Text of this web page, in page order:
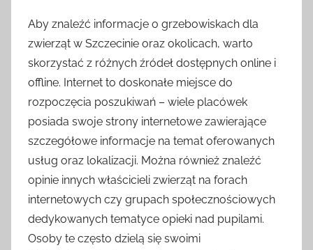
Aby znaleźć informacje o grzebowiskach dla
zwierząt w Szczecinie oraz okolicach, warto
skorzystać z różnych źródeł dostępnych online i
offline. Internet to doskonałe miejsce do
rozpoczęcia poszukiwań – wiele placówek
posiada swoje strony internetowe zawierające
szczegółowe informacje na temat oferowanych
usług oraz lokalizacji. Można również znaleźć
opinie innych właścicieli zwierząt na forach
internetowych czy grupach społecznościowych
dedykowanych tematyce opieki nad pupilami.
Osoby te często dzielą się swoimi